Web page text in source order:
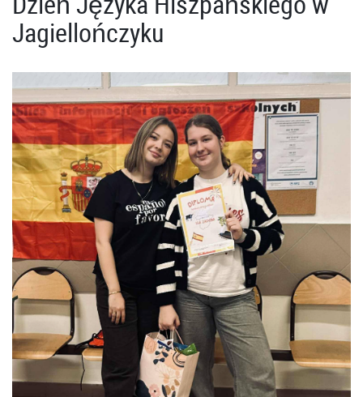
Jagiellończyku